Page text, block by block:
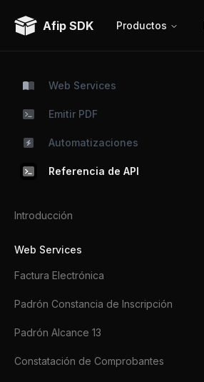
Afip SDK Productos
Web Services
Emitir PDF
Automatizaciones
Referencia de API
Introducción
Web Services
Factura Electrónica
Padrón Constancia de Inscripción
Padrón Alcance 13
Constatación de Comprobantes